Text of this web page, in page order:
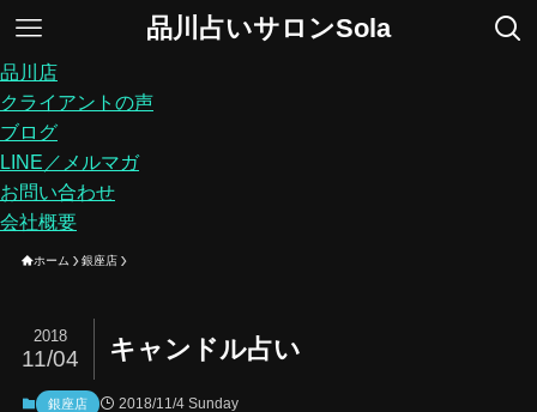
品川占いサロンSola
品川店
クライアントの声
ブログ
LINE／メルマガ
お問い合わせ
会社概要
ホーム 銀座店
キャンドル占い
2018
11/04
銀座店 2018/11/4 Sunday